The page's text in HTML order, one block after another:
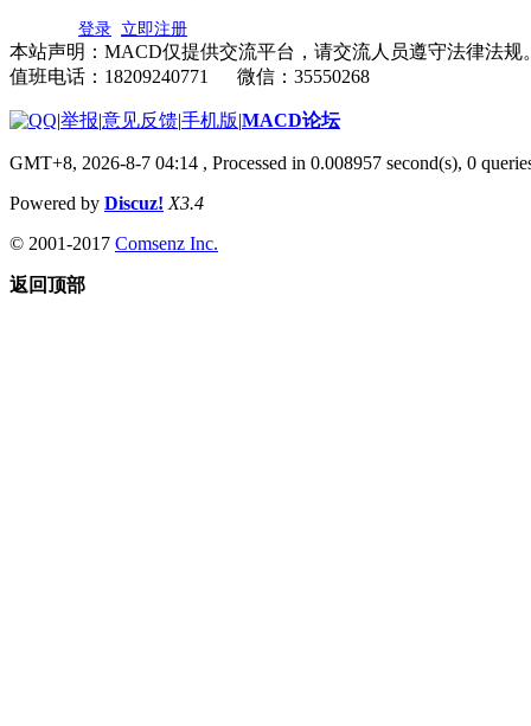
登录 立即注册
本站声明：MACD仅提供交流平台，请交流人员遵守法律法规
值班电话：18209240771 微信：35550268
|举报|意见反馈|手机版|MACD论坛
GMT+8, 2026-8-7 04:14 , Processed in 0.008957 second(s), 0
Powered by Discuz! X3.4
© 2001-2017 Comsenz Inc.
返回顶部